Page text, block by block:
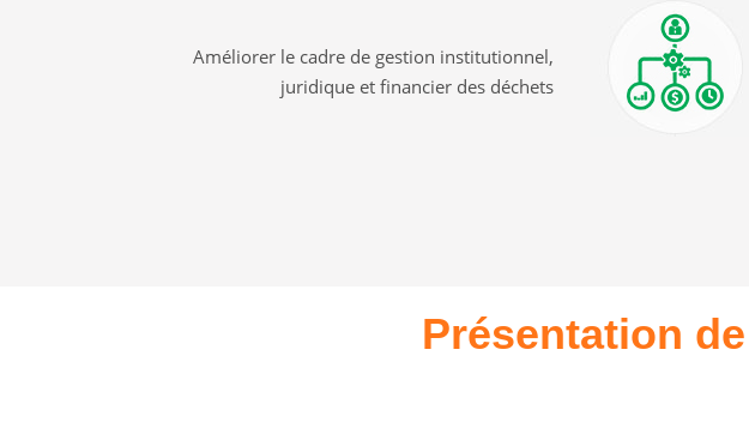
Améliorer le cadre de gestion institutionnel,
juridique et financier des déchets
Présentation